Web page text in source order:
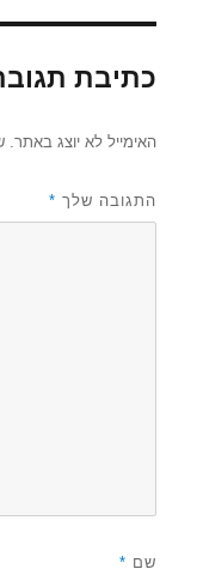
כתיבת
האימייל לא יוצג באתר.
התגובה שלך *
שם *